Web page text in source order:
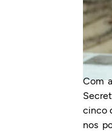
Com
cinco
nos